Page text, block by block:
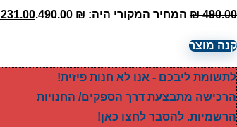
₪490.00 המחיר המקורי היה: ₪ 490.00. 231.00
קנה מוצר
לתשומת ליבכם - אנו לא חנות פיזית!
הרכישה מתבצעת דרך הספקים/ החנויות
הרשמיות. להסבר לחצו כאן!